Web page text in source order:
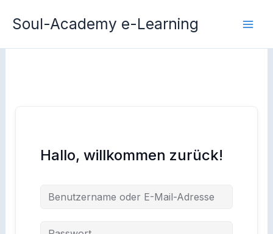
InhaltSoul-Academy e-Learning
Hallo, willkommen zurück!